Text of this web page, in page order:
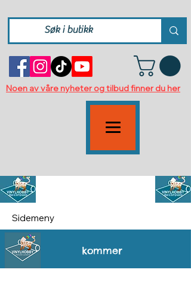
Noen av våre nyheter og tilbud finner du her
Sidemeny
kommer